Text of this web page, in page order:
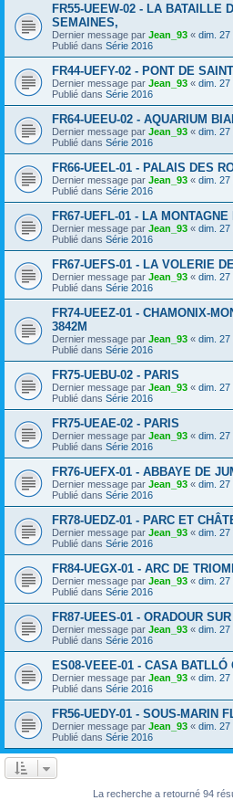
FR55-UEEW-02 - LA BATAILLE
SEMAINES,
Dernier message par Jean_93 « dim. 27
Publié dans Série 2016
FR44-UEFY-02 - PONT DE
Dernier message par Jean_93 « dim. 27
Publié dans Série 2016
FR64-UEEU-02 - AQUARIUM
Dernier message par Jean_93 « dim. 27
Publié dans Série 2016
FR66-UEEL-01 - PALAIS DES
Dernier message par Jean_93 « dim. 27
Publié dans Série 2016
FR67-UEFL-01 - LA
Dernier message par Jean_93 « dim. 27
Publié dans Série 2016
FR67-UEFS-01 - LA VOLERIE
Dernier message par Jean_93 « dim. 27
Publié dans Série 2016
FR74-UEEZ-01 - CHAMONIX-
3842M
Dernier message par Jean_93 « dim. 27
Publié dans Série 2016
FR75-UEBU-02 - PARIS
Dernier message par Jean_93 « dim. 27
Publié dans Série 2016
FR75-UEAE-02 - PARIS
Dernier message par Jean_93 « dim. 27
Publié dans Série 2016
FR76-UEFX-01 - ABBAYE DE
Dernier message par Jean_93 « dim. 27
Publié dans Série 2016
FR78-UEDZ-01 - PARC ET
Dernier message par Jean_93 « dim. 27
Publié dans Série 2016
FR84-UEGX-01 - ARC DE
Dernier message par Jean_93 « dim. 27
Publié dans Série 2016
FR87-UEES-01 - ORADOUR
Dernier message par Jean_93 « dim. 27
Publié dans Série 2016
ES08-VEEE-01 - CASA BATLLÓ
Dernier message par Jean_93 « dim. 27
Publié dans Série 2016
FR56-UEDY-01 - SOUS-MARIN
Dernier message par Jean_93 « dim. 27
Publié dans Série 2016
La recherche a retourné 94